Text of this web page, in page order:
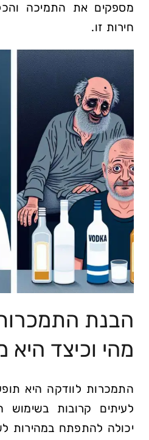
‍מספקים את התמיכה
חירות זו.
הבנת
מהי וכיצד
התמכרות לוודקה היא
לעיתים⁤ קרובות
יכולה להתפתח במהירות